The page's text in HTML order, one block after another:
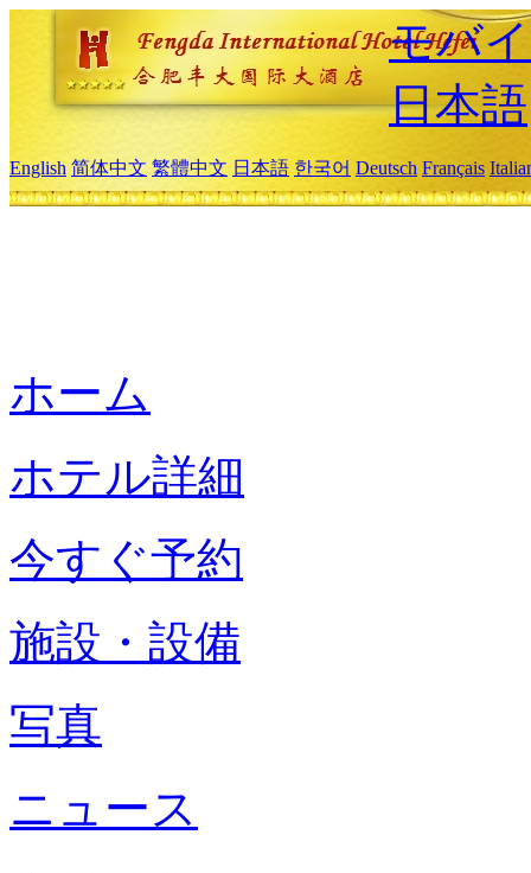
モバ
日本語
English 简体中文 繁體中文 日本語 한국어 Deutsch Français
ホーム
ホテル詳細
今すぐ予約
施設・設備
写真
ニュース